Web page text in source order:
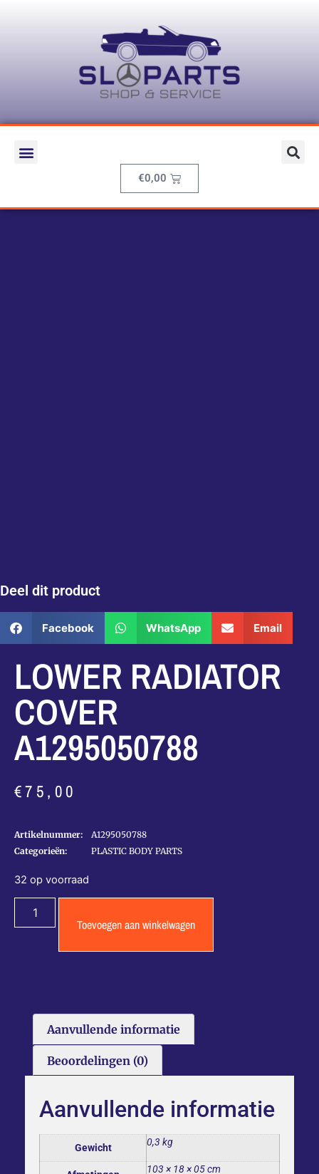
€0,00
Deel dit product
Facebook WhatsApp Email
LOWER RADIATOR
COVER
A1295050788
€75,00
Artikelnummer:
A1295050788
Categorieën:
PLASTIC BODY PARTS
32 op voorraad
Toevoegen aan winkelwagen
Aanvullende informatie
Beoordelingen (0)
Aanvullende informatie
Gewicht 0,3 kg
103 × 18 × 05 cm